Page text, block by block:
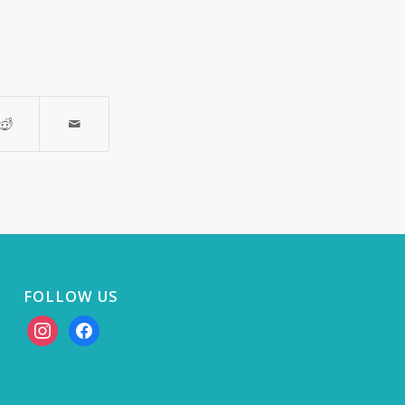
FOLLOW US
instagramfacebook